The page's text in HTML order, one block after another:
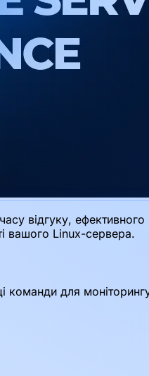
відгуку, ефективного
вашого Linux-сервера.
команди для